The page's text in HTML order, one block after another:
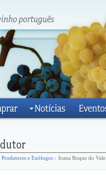
Produtores e Enólogos › Joana Roque do Vale